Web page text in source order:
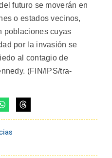
futuro se moverán en
o estados vecinos,
poblaciones cuyas
por la invasión se
al contagio de
(FIN/IPS/tra-